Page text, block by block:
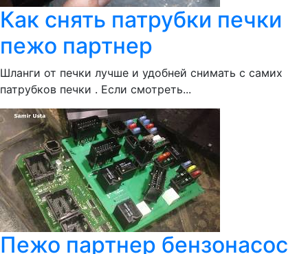
Как снять патрубки печки
пежо партнер
Шланги от печки лучше и удобней снимать с самих
патрубков печки . Если смотреть...
Пежо партнер бензонасос